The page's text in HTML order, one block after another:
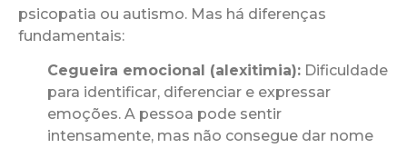
psicopatia ou autismo. Mas há diferenças
fundamentais:
Cegueira emocional (alexitimia): Dificuldade
para identificar, diferenciar e expressar
emoções. A pessoa pode sentir
intensamente, mas não consegue dar nome